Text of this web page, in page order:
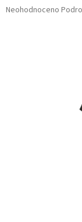
Průměrné
Neohodnoceno